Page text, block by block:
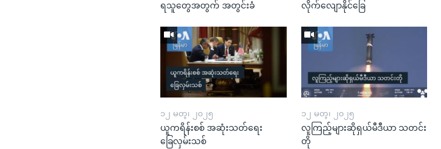
ရသူတွေအတွက် အတွင်းခံ
လိုက်လျောနိုင်ခြေ
၁၂ မတ္၊ ၂၀၂၅
ယူကရိန်းစစ် အဆုံးသတ်ရေး
ခြေလှမ်းသစ်
၁၂ မတ္၊ ၂၀၂၅
လူကြည့်များဆိုရှယ်မီဒီယာ သတင်း
တို